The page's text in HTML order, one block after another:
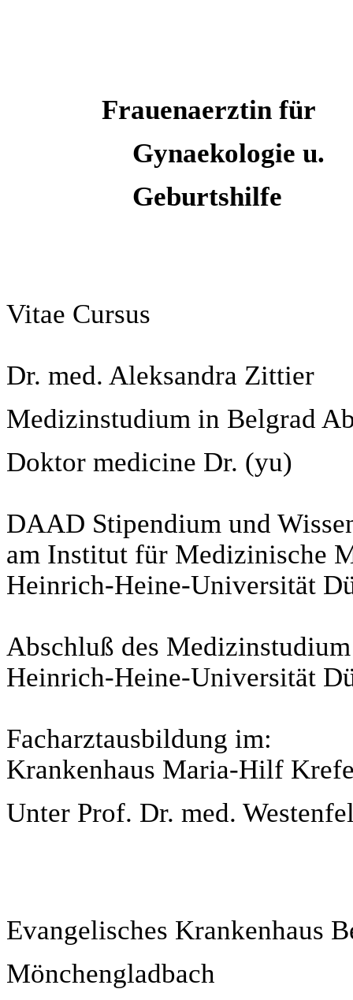
Frauenaerztin für
Gynaekologie u.
Geburtshilfe
Vitae Cursus
Dr. med. Aleksandra Zittier
Medizinstudium in Belgrad
Doktor medicine Dr. (yu)
DAAD Stipendium und
am Institut für Medizinische
Heinrich-Heine-Universität
Abschluß des
Heinrich-Heine-Universität
Facharztausbildung im:
Krankenhaus Maria-Hilf
Unter Prof. Dr. med.
Evangelisches Krankenhaus
Mönchengladbach